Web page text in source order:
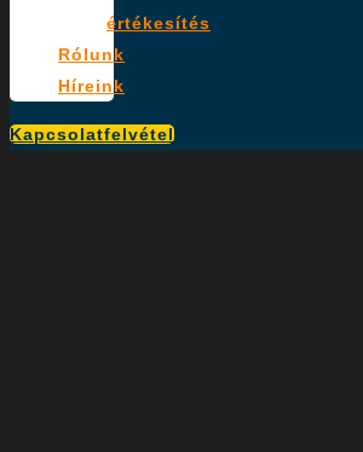
értékesítés
Rólunk
Híreink
Kapcsolatfelvétel